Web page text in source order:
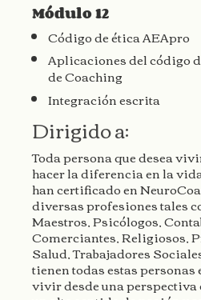
Módulo 12
Código de ética AEApro
Aplicaciones del código
de Coaching
Integración escrita
Dirigido a:
Toda persona que desea
hacer la diferencia en la
han certificado en
diversas profesiones tales
Maestros, Psicólogos,
Comerciantes, Religiosos,
Salud, Trabajadores
tienen todas estas personas
vivir desde una perspectiva